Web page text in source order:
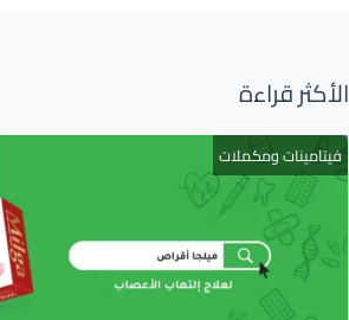
الأكثر قراءة
فيتامينات ومكملات